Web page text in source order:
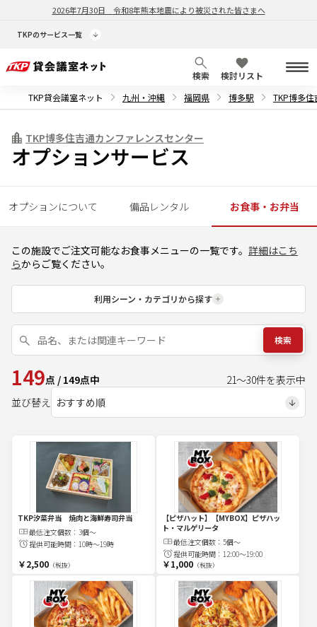
2026年7月30日 令和8年熊本地震により被災された皆さまへ
TKPのサービス一覧
検索
検討リスト
TKP貸会議室ネット
九州・沖縄 福岡県 博多駅 TKP博多
TKP博多住吉通カンファレンスセンター
オプションサービス
オプションについて 備品レンタル お食事・お弁当
この施設でご注文可能なお食事メニューの一覧です。 詳細はこち
らからご覧ください。
利用シーン・カテゴリから探す
検索
149点 / 149点中 21～30件を表示中
並び替え
TKP汐菜弁当 焼肉と海鮮寿司弁当
最低注文個数： 3個～
提供可能時間： 10時～19時
￥2,500（税抜）
【ピザハット】【MYBOX】ピザハッ
ト・マルゲリータ
最低注文個数： 5個～
提供可能時間： 12:00～19:00
￥1,000（税抜）